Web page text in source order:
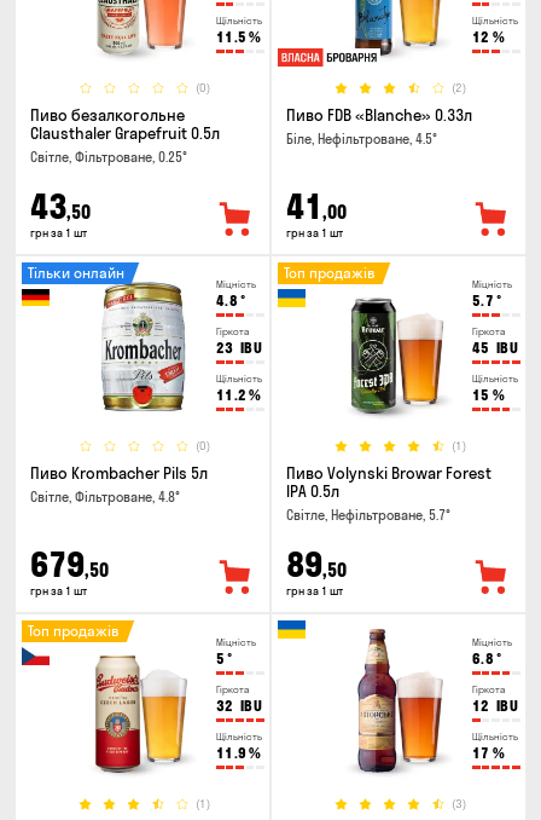
Щільність
11.5 %
(0)
Пиво безалкогольне
Clausthaler Grapefruit 0.5л
Світле, Фільтроване, 0.25°
43,50
грн за 1 шт
Щільність
12 %
(2)
Пиво FDB «Blanche» 0.33л
Біле, Нефільтроване, 4.5°
41 ,00
грн за 1 шт
Міцність
4.8 °
Гіркота
23 IBU
Щільність
11.2 %
(0)
Тільки онлайн
Пиво Krombacher Pils 5л
Світле, Фільтроване, 4.8°
679,50
грн за 1 шт
Міцність
5.7 °
Гіркота
45 IBU
Щільність
15 %
(1)
Топ продажів
Пиво Volynski Browar Forest
IPA 0.5л
Світле, Нефільтроване, 5.7°
89,50
грн за 1 шт
Міцність
5 °
Гіркота
32 IBU
Щільність
11.9 %
(1)
Топ продажів
Міцність
6.8 °
Гіркота
12 IBU
Щільність
17 %
(3)